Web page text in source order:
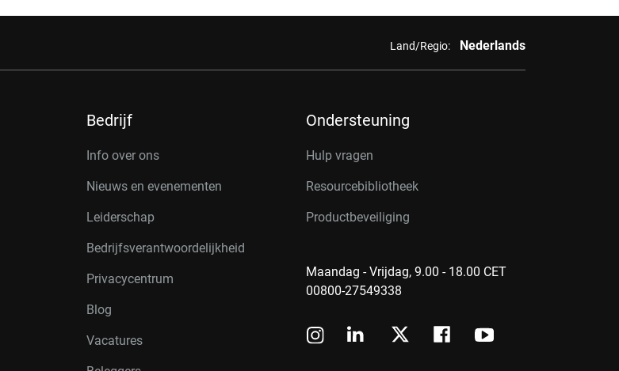
Land/Regio: Nederlands
Bedrijf
Info over ons
Nieuws en evenementen
Leiderschap
Bedrijfsverantwoordelijkheid
Privacycentrum
Blog
Vacatures
Ondersteuning
Hulp vragen
Resourcebibliotheek
Productbeveiliging
Maandag - Vrijdag, 9.00 - 18.00 CET
00800-27549338